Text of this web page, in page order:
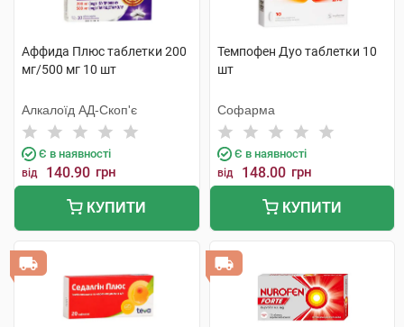
Аффида Плюс таблетки 200
мг/500 мг 10 шт
Алкалоїд АД-Скоп'є
Є в наявності
від 140.90 грн
КУПИТИ
Темпофен Дуо таблетки 10
шт
Софарма
Є в наявності
від 148.00 грн
КУПИТИ